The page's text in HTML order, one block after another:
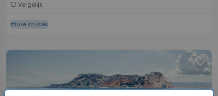
Vergelijk
#Luxe cruises
favorite